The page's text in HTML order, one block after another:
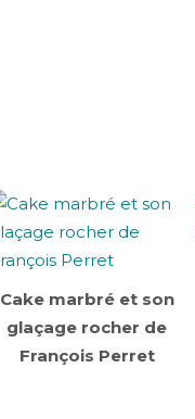
Cake marbré et son
glaçage rocher de
François Perret